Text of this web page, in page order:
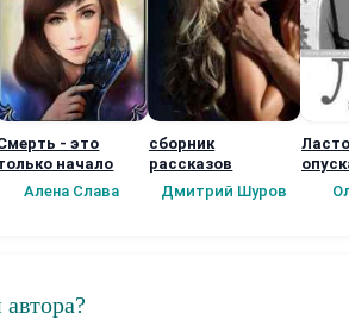
- это
начало
Алена Слава
сборник
рассказов
Дмитрий Шуров